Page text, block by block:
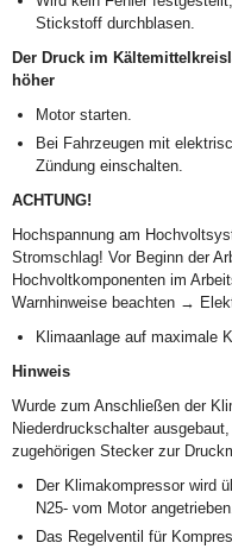
Stickstoff durchblasen.
Der Druck im
höher
Motor starten.
Bei Fahrzeugen mit
Zündung einschalten.
ACHTUNG!
Hochspannung am
Stromschlag! Vor Beginn der
Hochvoltkomponenten im
Warnhinweise beachten →
Klimaanlage auf maximale
Hinweis
Wurde zum Anschließen der
Niederdruckschalter
zugehörigen Stecker zur
Der Klimakompressor wird
N25- vom Motor
Das Regelventil für